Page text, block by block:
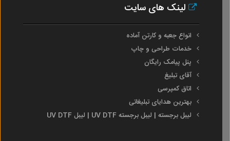
لینک های سایت
انواع جعبه و کارتن آماده
خدمات طراحی و چاپ
پنل پیامک رایگان
آقای تبلیغ
اتاق کمپرسی
بهترین هدایای تبلیغاتی
لیبل برجسته | لیبل برجسته UV DTF | لیبل UV DTF